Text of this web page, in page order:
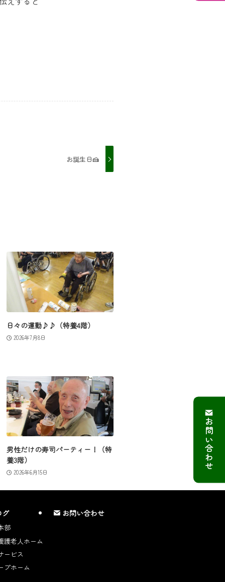
お誕生日🍰
日々の運動♪♪（特養4階）
2026年7月8日
男性だけの寿司パーティー！（特
養3階）
2026年6月15日
お問い合わせ
部
護老人ホーム
ービス
プホーム
お問い合わせ